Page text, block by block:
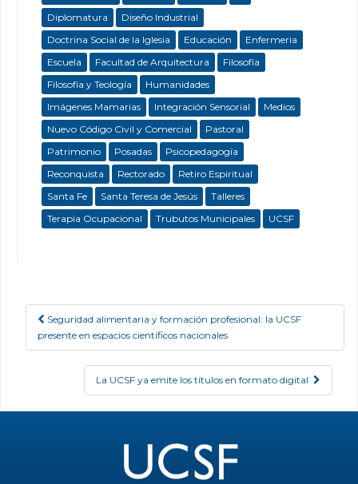
Diplomatura
Diseño Industrial
Doctrina Social de la Iglesia
Educación
Enfermeria
Escuela
Facultad de Arquitectura
Filosofía
Filosofía y Teología
Humanidades
Imágenes Mamarias
Integración Sensorial
Medios
Nuevo Código Civil y Comercial
Pastoral
Patrimonio
Posadas
Psicopedagogía
Reconquista
Rectorado
Retiro Espiritual
Santa Fe
Santa Teresa de Jesús
Talleres
Terapia Ocupacional
Trubutos Municipales UCSF
Post navigation
Seguridad alimentaria y formación profesional: la UCSF
presente en espacios científicos nacionales
La UCSF ya emite los títulos en formato digital